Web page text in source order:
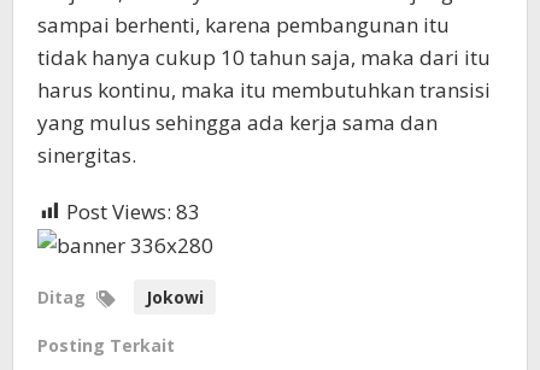
sampai berhenti, karena pembangunan itu
tidak hanya cukup 10 tahun saja, maka dari itu
harus kontinu, maka itu membutuhkan transisi
yang mulus sehingga ada kerja sama dan
sinergitas.
Post Views: 83
Ditag Jokowi
Posting Terkait